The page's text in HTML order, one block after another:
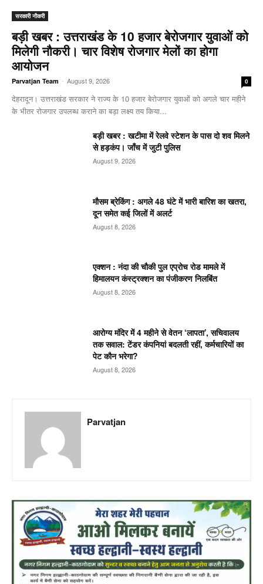
सरकारी नौकरी
बड़ी खबर : उत्तराखंड के 10 हजार बेरोजगार युवाओं को
मिलेगी नौकरी। चार विशेष रोजगार मेलों का होगा
आयोजन
Parvatjan Team - August 9, 2026 0
देहरादून। उत्तराखंड सरकार ने राज्य के 10 हजार बेरोजगार युवाओं को अगले चार महीने
के भीतर रोजगार उपलब्ध कराने का बड़ा लक्ष्य तय किया...
बड़ी खबर : खटीमा में रेलवे स्टेशन के पास दो शव मिलने
से हड़कंप। जाँच में जुटी पुलिस
August 9, 2026
मौसम ब्रेकिंग : अगले 48 घंटे में भारी बारिश का खतरा,
दून समेत कई जिलों में अलर्ट
August 8, 2026
एक्शन : नंदा की चौकी पुल एप्रोच रोड मामले में
हिमालयन कंस्ट्रक्शन का पंजीकरण निलबिंत
August 8, 2026
आरोग्य मंदिर में 4 महीने से वेतन ‘लापता’, सचिवालय
तक सवाल: टेंडर कंपनियां बदलती रहीं, कर्मचारियों का
पेट कौन भरेगा?
August 8, 2026
Parvatjan